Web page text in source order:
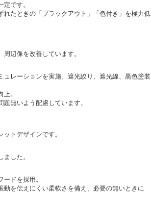
です。
たときの「ブラックアウト」「色付き」を極力低
辺像を改善しています。
レーションを実施。遮光絞り、遮光線、黒色塗装
。
無いよう配慮しています。
トデザインです。
した。
ドを採用。
を伝えにくい柔軟さを備え、必要の無いときに